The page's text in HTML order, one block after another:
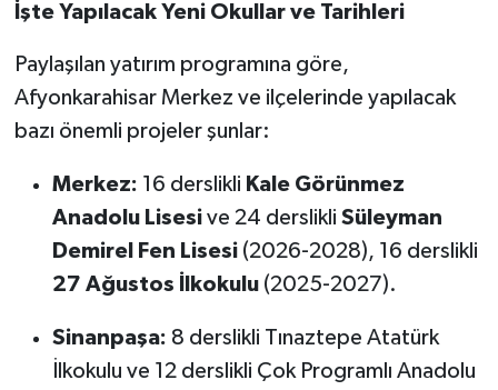
İşte Yapılacak Yeni Okullar ve Tarihleri
Paylaşılan yatırım programına göre,
Afyonkarahisar Merkez ve ilçelerinde yapılacak
bazı önemli projeler şunlar:
Merkez: 16 derslikli Kale Görünmez
Anadolu Lisesive 24 derslikli Süleyman
Demirel Fen Lisesi(2026-2028), 16 derslikli
27 Ağustos İlkokulu(2025-2027).
Sinanpaşa: 8 derslikli Tınaztepe Atatürk
İlkokulu ve 12 derslikli Çok Programlı Anadolu